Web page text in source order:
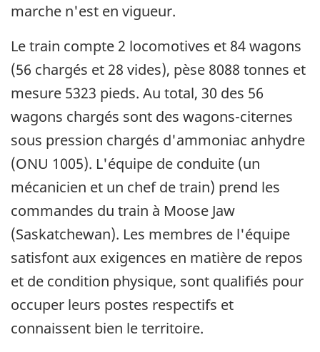
marche n'est en vigueur.
Le train compte 2 locomotives et 84 wagons
(56 chargés et 28 vides), pèse 8088 tonnes et
mesure 5323 pieds. Au total, 30 des 56
wagons chargés sont des wagons-citernes
sous pression chargés d'ammoniac anhydre
(ONU 1005). L'équipe de conduite (un
mécanicien et un chef de train) prend les
commandes du train à Moose Jaw
(Saskatchewan). Les membres de l'équipe
satisfont aux exigences en matière de repos
et de condition physique, sont qualifiés pour
occuper leurs postes respectifs et
connaissent bien le territoire.